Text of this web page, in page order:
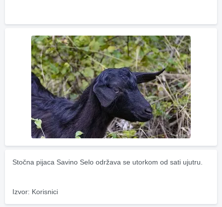
Stočna pijaca Savino Selo održava se utorkom od sati ujutru.
Izvor: Korisnici